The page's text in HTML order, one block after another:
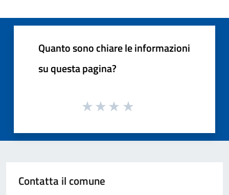
Quanto sono chiare le informazioni
su questa pagina?
Contatta il comune